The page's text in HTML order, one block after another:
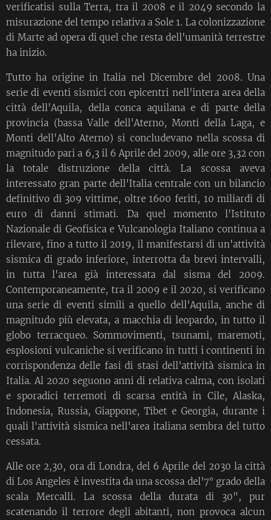
verificatisi sulla Terra, tra il 2008 e il 2049 secondo la
misurazione del tempo relativa a Sole 1. La colonizzazione
di Marte ad opera di quel che resta dell'umanità terrestre
ha inizio.
Tutto ha origine in Italia nel Dicembre del 2008. Una
serie di eventi sismici con epicentri nell'intera area della
città dell'Aquila, della conca aquilana e di parte della
provincia (bassa Valle dell'Aterno, Monti della Laga, e
Monti dell'Alto Aterno) si concludevano nella scossa di
magnitudo pari a 6,3 il 6 Aprile del 2009, alle ore 3,32 con
la totale distruzione della città. La scossa aveva
interessato gran parte dell'Italia centrale con un bilancio
definitivo di 309 vittime, oltre 1600 feriti, 10 miliardi di
euro di danni stimati. Da quel momento l'Istituto
Nazionale di Geofisica e Vulcanologia Italiano continua a
rilevare, fino a tutto il 2019, il manifestarsi di un'attività
sismica di grado inferiore, interrotta da brevi intervalli,
in tutta l'area già interessata dal sisma del 2009.
Contemporaneamente, tra il 2009 e il 2020, si verificano
una serie di eventi simili a quello dell'Aquila, anche di
magnitudo più elevata, a macchia di leopardo, in tutto il
globo terracqueo. Sommovimenti, tsunami, maremoti,
esplosioni vulcaniche si verificano in tutti i continenti in
corrispondenza delle fasi di stasi dell'attività sismica in
Italia. Al 2020 seguono anni di relativa calma, con isolati
e sporadici terremoti di scarsa entità in Cile, Alaska,
Indonesia, Russia, Giappone, Tibet e Georgia, durante i
quali l'attività sismica nell'area italiana sembra del tutto
cessata.
Alle ore 2,30, ora di Londra, del 6 Aprile del 2030 la città
di Los Angeles è investita da una scossa del'7° grado della
scala Mercalli. La scossa della durata di 30", pur
scatenando il terrore degli abitanti, non provoca alcun